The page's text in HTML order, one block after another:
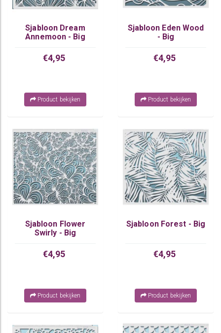
Sjabloon Dream
Annemoon - Big
€4,95
Product bekijken
Sjabloon Eden Wood
- Big
€4,95
Product bekijken
Sjabloon Flower
Swirly - Big
€4,95
Product bekijken
Sjabloon Forest - Big
€4,95
Product bekijken